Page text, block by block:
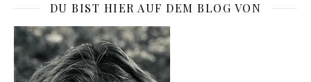
DU BIST HIER AUF DEM BLOG VON